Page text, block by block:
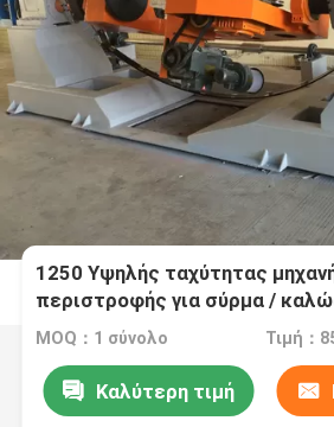
1250 Υψηλής ταχύτητας
περιστροφής για σύρμα /
2.5
MOQ：1 σύνολο Τιμή：
Καλύτερη τιμή